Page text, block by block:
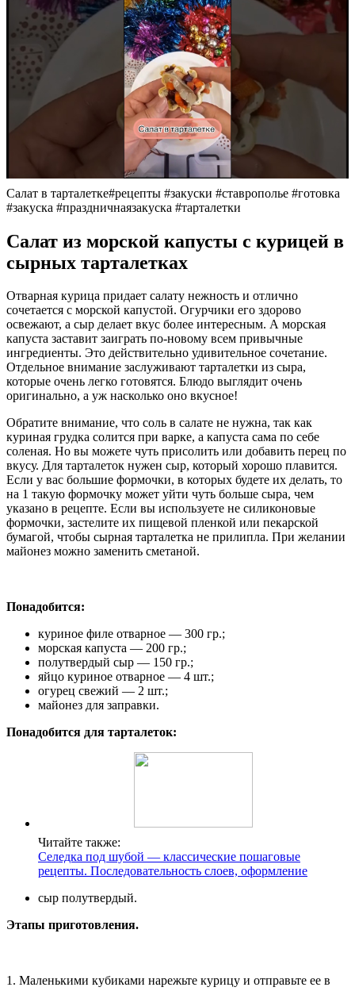
Салат в тарталетке#рецепты #закуски #ставрополье #готовка
#закуска #праздничнаязакуска #тарталетки
Салат из морской капусты с курицей в
сырных тарталетках
Отварная курица придает салату нежность и отлично
сочетается с морской капустой. Огурчики его здорово
освежают, а сыр делает вкус более интересным. А морская
капуста заставит заиграть по-новому всем привычные
ингредиенты. Это действительно удивительное сочетание.
Отдельное внимание заслуживают тарталетки из сыра,
которые очень легко готовятся. Блюдо выглядит очень
оригинально, а уж насколько оно вкусное!
Обратите внимание, что соль в салате не нужна, так как
куриная грудка солится при варке, а капуста сама по себе
соленая. Но вы можете чуть присолить или добавить перец по
вкусу. Для тарталеток нужен сыр, который хорошо плавится.
Если у вас большие формочки, в которых будете их делать, то
на 1 такую формочку может уйти чуть больше сыра, чем
указано в рецепте. Если вы используете не силиконовые
формочки, застелите их пищевой пленкой или пекарской
бумагой, чтобы сырная тарталетка не прилипла. При желании
майонез можно заменить сметаной.
Понадобится:
куриное филе отварное — 300 гр.;
морская капуста — 200 гр.;
полутвердый сыр — 150 гр.;
яйцо куриное отварное — 4 шт.;
огурец свежий — 2 шт.;
майонез для заправки.
Понадобится для тарталеток:
Читайте также:
Селедка под шубой — классические пошаговые
рецепты. Последовательность слоев, оформление
сыр полутвердый.
Этапы приготовления.
1. Маленькими кубиками нарежьте курицу и отправьте ее в